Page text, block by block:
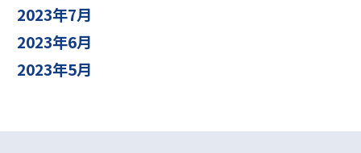
2023年7月
2023年6月
2023年5月